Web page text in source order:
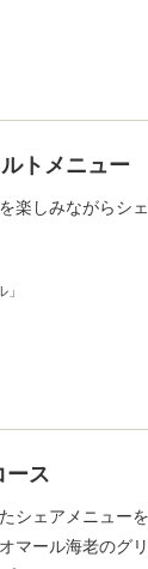
トメニュー
楽しみながらシ
ース
シェアメニュー
マール海老のグ